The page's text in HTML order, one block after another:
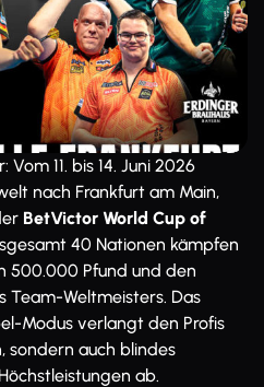
11. bis 14. Juni 2026
nach Frankfurt am Main,
BetVictor World Cup of
40 Nationen kämpfen
500.000 Pfund und den
Team-Weltmeisters. Das
Modus verlangt den Profis
sondern auch blindes
ab.